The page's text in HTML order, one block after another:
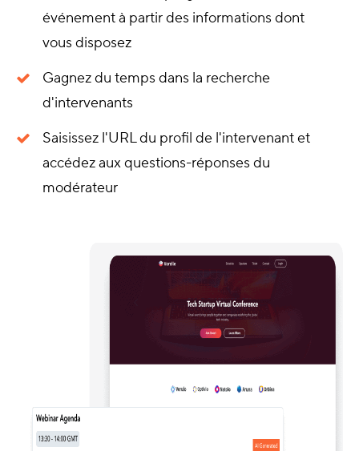
événement à partir des informations dont
vous disposez
Gagnez du temps dans la recherche
d'intervenants
Saisissez l'URL du profil de l'intervenant et
accédez aux questions-réponses du
modérateur